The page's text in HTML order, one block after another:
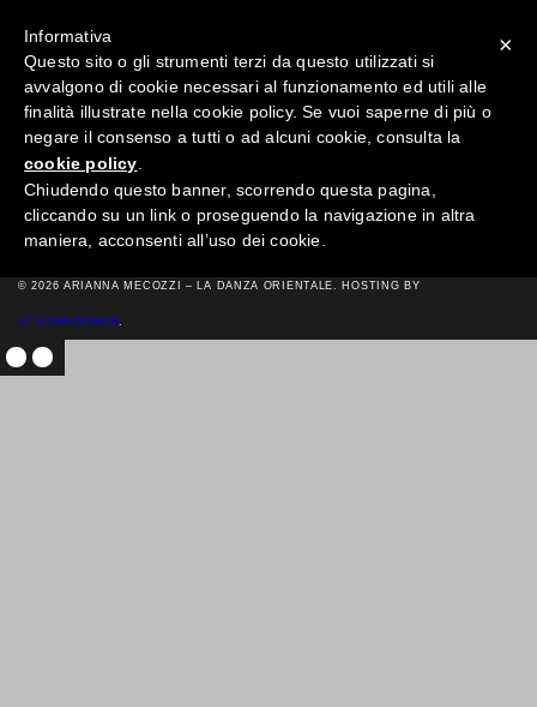
ARIANNA SEVEN
POSTED ON MAG 5TH, 2015 IN
© 2026 ARIANNA MECOZZI – LA DANZA ORIENTALE. HOSTING BY
ILTUOSPAZIOWEB.
×
Informativa
Questo sito o gli strumenti terzi da questo utilizzati si
avvalgono di cookie necessari al funzionamento ed utili alle
finalità illustrate nella cookie policy. Se vuoi saperne di più o
negare il consenso a tutti o ad alcuni cookie, consulta la
cookie policy
Chiudendo questo banner, scorrendo questa pagina,
cliccando su un link o proseguendo la navigazione in altra
maniera, acconsenti all’uso dei cookie.